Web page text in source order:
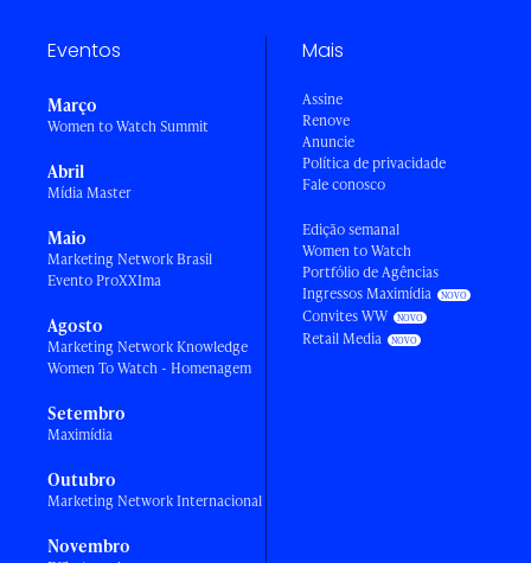
Eventos
Março
Women to Watch Summit
Abril
Mídia Master
Maio
Marketing Network Brasil
Evento ProXXIma
Agosto
Marketing Network Knowledge
Women To Watch - Homenagem
Setembro
Maximídia
Outubro
Marketing Network Internacional
Novembro
Mais
Assine
Renove
Anuncie
Política de privacidade
Fale conosco
Edição semanal
Women to Watch
Portfólio de Agências
Ingressos Maximídia
Convites WW
Retail Media